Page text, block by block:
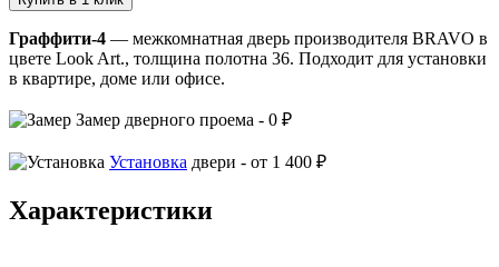
Граффити-4 — межкомнатная дверь производителя BRAVO в
цвете Look Art., толщина полотна 36. Подходит для установки
в квартире, доме или офисе.
Замер дверного проема - 0 ₽
Установка двери - от 1 400 ₽
Характеристики